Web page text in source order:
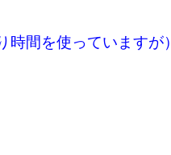
間を使っていますが）